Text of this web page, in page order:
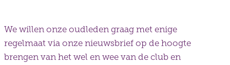
We willen onze oudleden graag met enige
regelmaat via onze nieuwsbrief op de hoogte
brengen van het wel en wee van de club en